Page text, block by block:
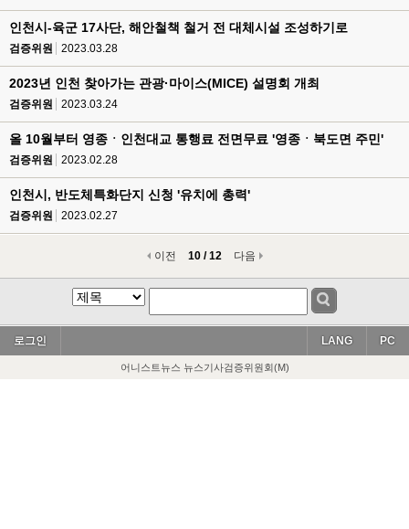
인천시-육군 17사단, 해안철책 철거 전 대체시설 조성하기로
검증위원 2023.03.28
2023년 인천 찾아가는 관광·마이스(MICE) 설명회 개최
검증위원 2023.03.24
올 10월부터 영종ㆍ인천대교 통행료 전면무료 '영종ㆍ북도면 주민'
검증위원 2023.02.28
인천시, 반도체특화단지 신청 '유치에 총력'
검증위원 2023.02.27
이전 10 / 12 다음
로그인 PC
LANG
어니스트뉴스 뉴스기사검증위원회(M)